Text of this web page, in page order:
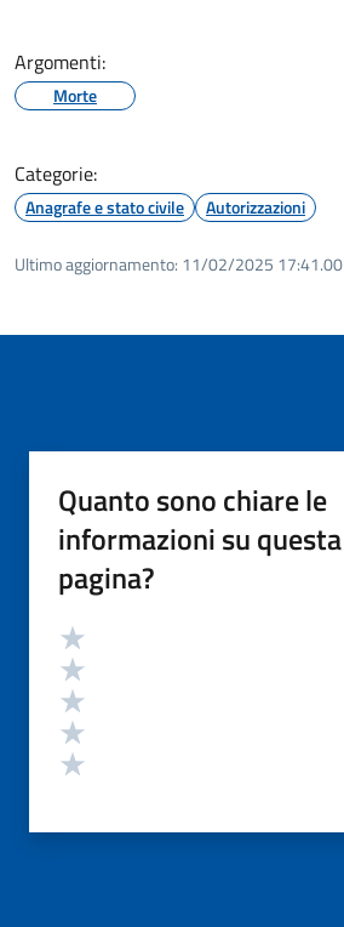
Argomenti:
Morte
Categorie:
Anagrafe e stato civile Autorizzazioni
Ultimo aggiornamento: 11/02/2025 17:41.00
Quanto sono chiare le
informazioni su questa
pagina?
Valutazione